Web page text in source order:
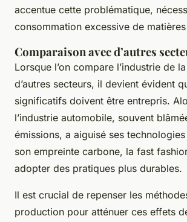
accentue cette problématique,
consommation excessive de
Comparaison avec d’autres
Lorsque l’on compare l’industrie de
d’autres secteurs, il devient évident
significatifs doivent être entrepris.
l’industrie automobile, souvent
émissions, a aiguisé ses
son empreinte carbone, la fast
adopter des pratiques plus durables.
Il est crucial de repenser les
production pour atténuer ces effets